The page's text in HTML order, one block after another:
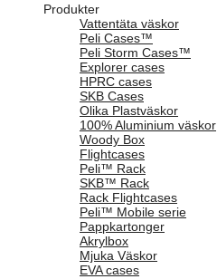
Produkter
Vattentäta väskor
Peli Cases™
Peli Storm Cases™
Explorer cases
HPRC cases
SKB Cases
Olika Plastväskor
100% Aluminium väskor
Woody Box
Flightcases
Peli™ Rack
SKB™ Rack
Rack Flightcases
Peli™ Mobile serie
Pappkartonger
Akrylbox
Mjuka Väskor
EVA cases